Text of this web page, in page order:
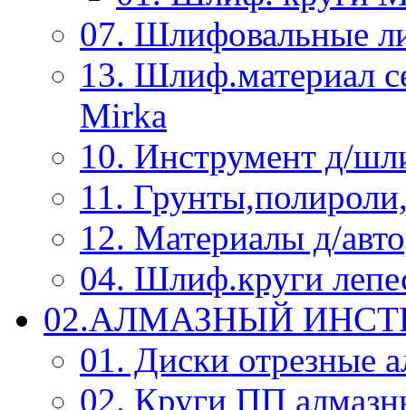
07. Шлифовальные
13. Шлиф.материал
Mirka
10. Инструмент д/
11.
12. Материалы д/
04. Шлиф.круги
02.АЛМАЗНЫЙ
01. Диски отрезные
02. Круги ПП